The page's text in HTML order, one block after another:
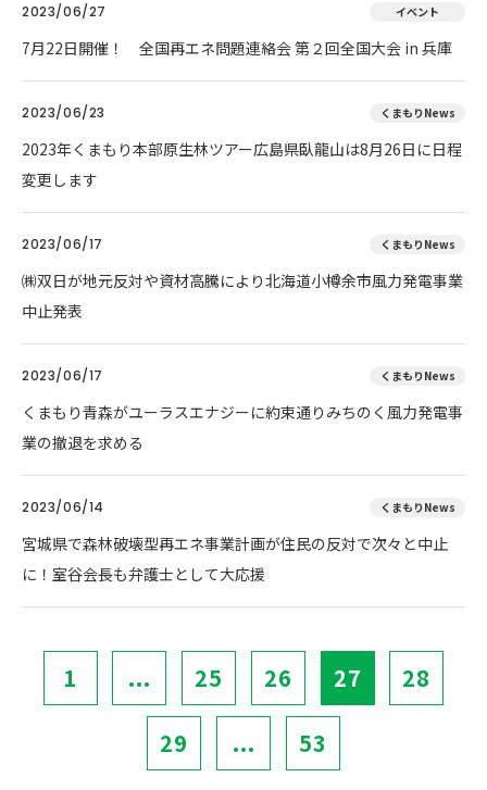
2023/06/27 イベント
7月22日開催！ 全国再エネ問題連絡会 第２回全国大会 in 兵庫
2023/06/23 くまもりNews
2023年くまもり本部原生林ツアー広島県臥龍山は8月26日に日程
変更します
2023/06/17 くまもりNews
㈱双日が地元反対や資材高騰により北海道小樽余市風力発電事業
中止発表
2023/06/17 くまもりNews
くまもり青森がユーラスエナジーに約束通りみちのく風力発電事
業の撤退を求める
2023/06/14 くまもりNews
宮城県で森林破壊型再エネ事業計画が住民の反対で次々と中止
に！室谷会長も弁護士として大応援
1 ... 25 26 27 28
29 ... 53